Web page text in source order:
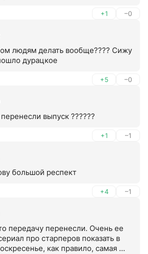
+1 –0
людям делать вообще???? Сижу
дурацкое
+5 –0
выпуск ??????
+1 –1
большой респект
+4 –1
передачу перенесли. Очень ее
про старперов показать в
как правило, самая